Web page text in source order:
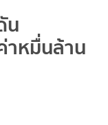
น
าหมื่นล้าน